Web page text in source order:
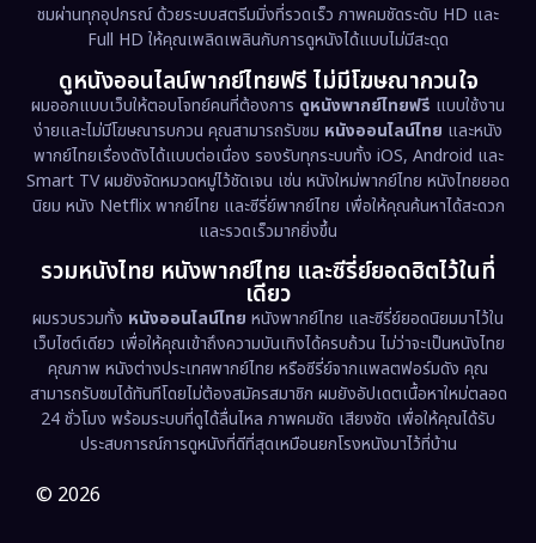
Dystopian (17)
Emotional (61)
Epic มหากาพย์ (227)
Erotic (36)
Family ครอบครัว (375)
Fantasy จินตนาการ (338)
Fiction (9)
Film (57)
Gothic
ชมผ่านทุกอุปกรณ์ ด้วยระบบสตรีมมิ่งที่รวดเร็ว ภาพคมชัดระดับ HD และ
Full HD ให้คุณเพลิดเพลินกับการดูหนังได้แบบไม่มีสะดุด
ดูหนังออนไลน์พากย์ไทยฟรี ไม่มีโฆษณากวนใจ
ผมออกแบบเว็บให้ตอบโจทย์คนที่ต้องการ ดูหนังพากย์ไทยฟรี แบบใช้งาน
ง่ายและไม่มีโฆษณารบกวน คุณสามารถรับชม หนังออนไลน์ไทย และหนัง
พากย์ไทยเรื่องดังได้แบบต่อเนื่อง รองรับทุกระบบทั้ง iOS, Android และ
Smart TV ผมยังจัดหมวดหมู่ไว้ชัดเจน เช่น หนังใหม่พากย์ไทย หนังไทยยอด
นิยม หนัง Netflix พากย์ไทย และซีรี่ย์พากย์ไทย เพื่อให้คุณค้นหาได้สะดวก
และรวดเร็วมากยิ่งขึ้น
รวมหนังไทย หนังพากย์ไทย และซีรี่ย์ยอดฮิตไว้ในที่
เดียว
ผมรวบรวมทั้ง หนังออนไลน์ไทย หนังพากย์ไทย และซีรี่ย์ยอดนิยมมาไว้ใน
เว็บไซต์เดียว เพื่อให้คุณเข้าถึงความบันเทิงได้ครบถ้วน ไม่ว่าจะเป็นหนังไทย
คุณภาพ หนังต่างประเทศพากย์ไทย หรือซีรี่ย์จากแพลตฟอร์มดัง คุณ
สามารถรับชมได้ทันทีโดยไม่ต้องสมัครสมาชิก ผมยังอัปเดตเนื้อหาใหม่ตลอด
24 ชั่วโมง พร้อมระบบที่ดูได้ลื่นไหล ภาพคมชัด เสียงชัด เพื่อให้คุณได้รับ
ประสบการณ์การดูหนังที่ดีที่สุดเหมือนยกโรงหนังมาไว้ที่บ้าน
© 2026